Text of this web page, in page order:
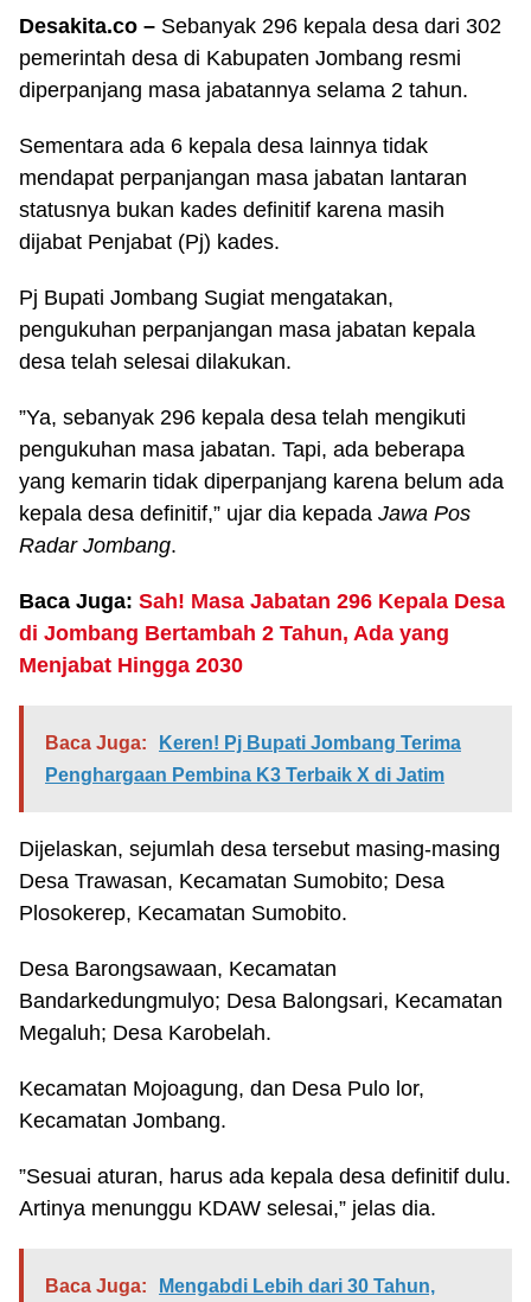
Desakita.co – Sebanyak 296 kepala desa dari 302
pemerintah desa di Kabupaten Jombang resmi
diperpanjang masa jabatannya selama 2 tahun.
Sementara ada 6 kepala desa lainnya tidak
mendapat perpanjangan masa jabatan lantaran
statusnya bukan kades definitif karena masih
dijabat Penjabat (Pj) kades.
Pj Bupati Jombang Sugiat mengatakan,
pengukuhan perpanjangan masa jabatan kepala
desa telah selesai dilakukan.
”Ya, sebanyak 296 kepala desa telah mengikuti
pengukuhan masa jabatan. Tapi, ada beberapa
yang kemarin tidak diperpanjang karena belum ada
kepala desa definitif,” ujar dia kepada Jawa Pos
Radar Jombang.
Baca Juga: Sah! Masa Jabatan 296 Kepala Desa
di Jombang Bertambah 2 Tahun, Ada yang
Menjabat Hingga 2030
Baca Juga:
Keren! Pj Bupati Jombang Terima
Penghargaan Pembina K3 Terbaik X di Jatim
Dijelaskan, sejumlah desa tersebut masing-masing
Desa Trawasan, Kecamatan Sumobito; Desa
Plosokerep, Kecamatan Sumobito.
Desa Barongsawaan, Kecamatan
Bandarkedungmulyo; Desa Balongsari, Kecamatan
Megaluh; Desa Karobelah.
Kecamatan Mojoagung, dan Desa Pulo lor,
Kecamatan Jombang.
”Sesuai aturan, harus ada kepala desa definitif dulu.
Artinya menunggu KDAW selesai,” jelas dia.
Baca Juga:
Mengabdi Lebih dari 30 Tahun,